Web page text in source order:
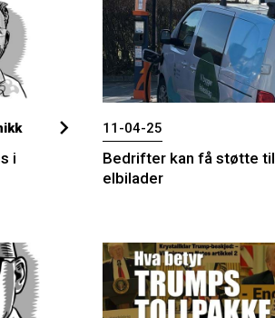
i
11-04-25
Bedrifter kan få støtte til
elbilader